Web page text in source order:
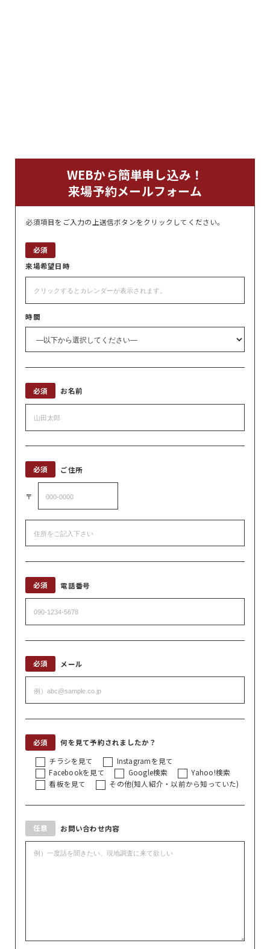
ブログ
よくある質問
イベント情報
WEBから簡単申し込み！
来場予約メールフォーム
必須項目をご入力の上送信ボタンをクリックしてください。
必須
来場希望日時
時間
必須 お名前
必須 ご住所
〒
必須 電話番号
必須 メール
必須
何を見て予約されましたか？
チラシを見て
Instagramを見て
Facebookを見て
Google検索
Yahoo!検索
看板を見て
その他(知人紹介・以前から知っていた)
任意 お問い合わせ内容